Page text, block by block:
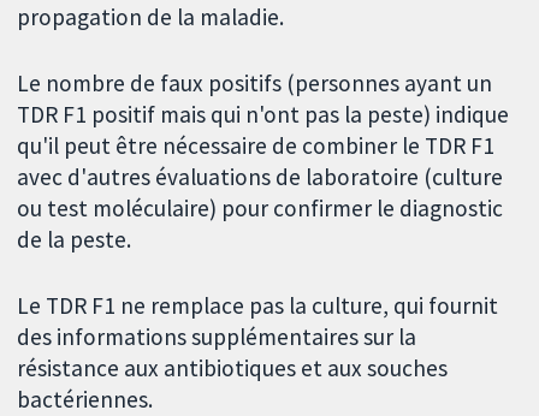
propagation de la maladie.
Le nombre de faux positifs (personnes ayant un
TDR F1 positif mais qui n'ont pas la peste) indique
qu'il peut être nécessaire de combiner le TDR F1
avec d'autres évaluations de laboratoire (culture
ou test moléculaire) pour confirmer le diagnostic
de la peste.
Le TDR F1 ne remplace pas la culture, qui fournit
des informations supplémentaires sur la
résistance aux antibiotiques et aux souches
bactériennes.